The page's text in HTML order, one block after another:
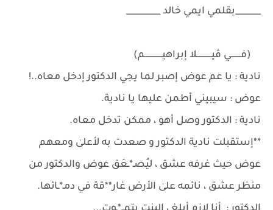
______بقلمي ايمي خالد ________
(فــــــــي ڤيــــــــــــلا إبراهيــــــــــــــم)
نادية : يا عم عوض إصبر لما يجي الدكتور إدخل معاه..!
عوض : سيبيني أطمن عليها يا نادية.
نادية : الدكتور وصل أهو ، ممكن تدخل معاه.
**إستقبلت نادية الدكتور و صعدت به لأعلىٰ ومعهم
عوض حيث غرفه عشق ، ليُصـ*ـعَق عوض والدكتور من
منظر عشق ، نائمه علىٰ الأرض غار**قة في دمـ*ـائها.